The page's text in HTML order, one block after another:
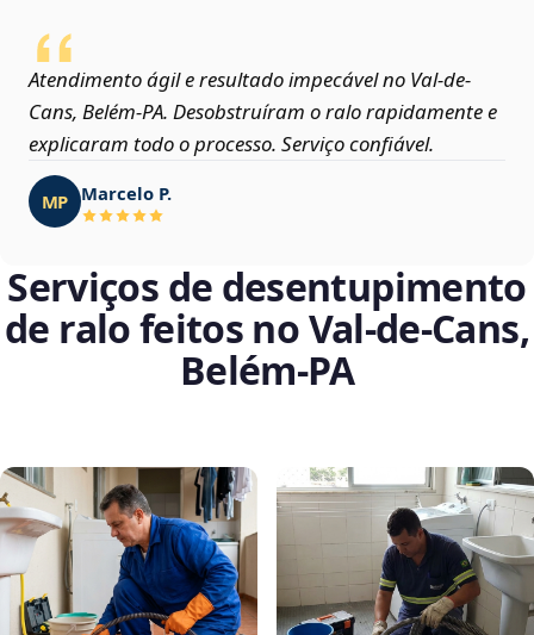
Atendimento ágil e resultado impecável no Val-de-
Cans, Belém‑PA. Desobstruíram o ralo rapidamente e
explicaram todo o processo. Serviço confiável.
MP Marcelo P.
Serviços de desentupimento
de ralo feitos no Val-de-Cans,
Belém‑PA